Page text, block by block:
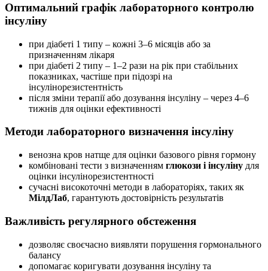
Оптимальний графік лабораторного контролю
інсуліну
при діабеті 1 типу – кожні 3–6 місяців або за
призначенням лікаря
при діабеті 2 типу – 1–2 рази на рік при стабільних
показниках, частіше при підозрі на
інсулінорезистентність
після зміни терапії або дозування інсуліну – через 4–6
тижнів для оцінки ефективності
Методи лабораторного визначення інсуліну
венозна кров натще для оцінки базового рівня гормону
комбіновані тести з визначенням глюкози і інсуліну для
оцінки інсулінорезистентності
сучасні високоточні методи в лабораторіях, таких як
МілдЛаб, гарантують достовірність результатів
Важливість регулярного обстеження
дозволяє своєчасно виявляти порушення гормонального
балансу
допомагає коригувати дозування інсуліну та